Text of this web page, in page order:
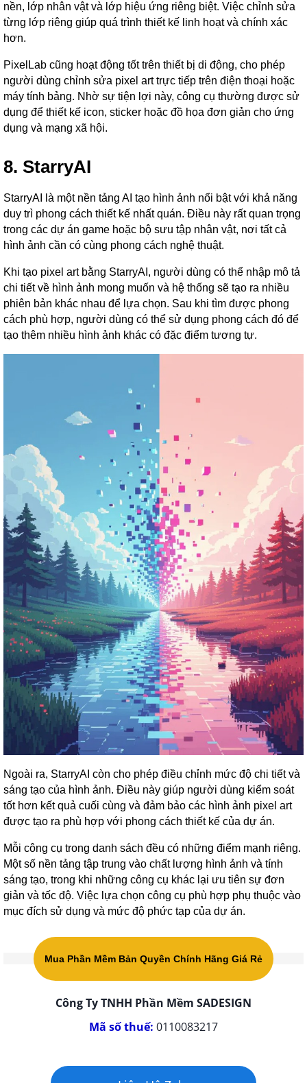
nền, lớp nhân vật và lớp hiệu ứng riêng biệt. Việc chỉnh sửa
từng lớp riêng giúp quá trình thiết kế linh hoạt và chính xác
hơn.
PixelLab cũng hoạt động tốt trên thiết bị di động, cho phép
người dùng chỉnh sửa pixel art trực tiếp trên điện thoại hoặc
máy tính bảng. Nhờ sự tiện lợi này, công cụ thường được sử
dụng để thiết kế icon, sticker hoặc đồ họa đơn giản cho ứng
dụng và mạng xã hội.
8. StarryAI
StarryAI là một nền tảng AI tạo hình ảnh nổi bật với khả năng
duy trì phong cách thiết kế nhất quán. Điều này rất quan trọng
trong các dự án game hoặc bộ sưu tập nhân vật, nơi tất cả
hình ảnh cần có cùng phong cách nghệ thuật.
Khi tạo pixel art bằng StarryAI, người dùng có thể nhập mô tả
chi tiết về hình ảnh mong muốn và hệ thống sẽ tạo ra nhiều
phiên bản khác nhau để lựa chọn. Sau khi tìm được phong
cách phù hợp, người dùng có thể sử dụng phong cách đó để
tạo thêm nhiều hình ảnh khác có đặc điểm tương tự.
Ngoài ra, StarryAI còn cho phép điều chỉnh mức độ chi tiết và
sáng tạo của hình ảnh. Điều này giúp người dùng kiểm soát
tốt hơn kết quả cuối cùng và đảm bảo các hình ảnh pixel art
được tạo ra phù hợp với phong cách thiết kế của dự án.
Mỗi công cụ trong danh sách đều có những điểm mạnh riêng.
Một số nền tảng tập trung vào chất lượng hình ảnh và tính
sáng tạo, trong khi những công cụ khác lại ưu tiên sự đơn
giản và tốc độ. Việc lựa chọn công cụ phù hợp phụ thuộc vào
mục đích sử dụng và mức độ phức tạp của dự án.
Mua Phần Mềm Bản Quyền Chính Hãng Giá Rẻ
Công Ty TNHH Phần Mềm SADESIGN
Mã số thuế: 0110083217